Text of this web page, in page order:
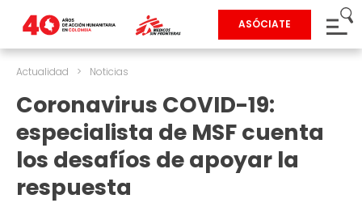
ASÓCIATE
Actualidad > Noticias
Coronavirus COVID-19:
especialista de MSF cuenta
los desafíos de apoyar la
respuesta